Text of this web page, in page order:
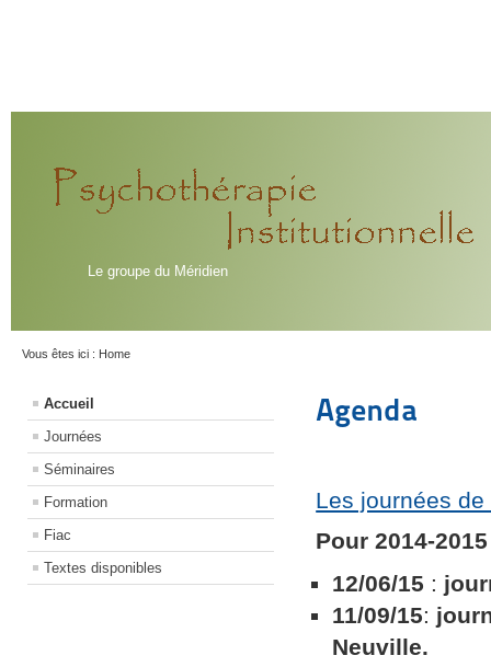
Le groupe du Méridien
Vous êtes ici : Home
Accueil
Journées
Séminaires
Formation
Fiac
Textes disponibles
Agenda
Les journées
Pour 2014-
12/06/15 :
11/09/15:
Neuville.